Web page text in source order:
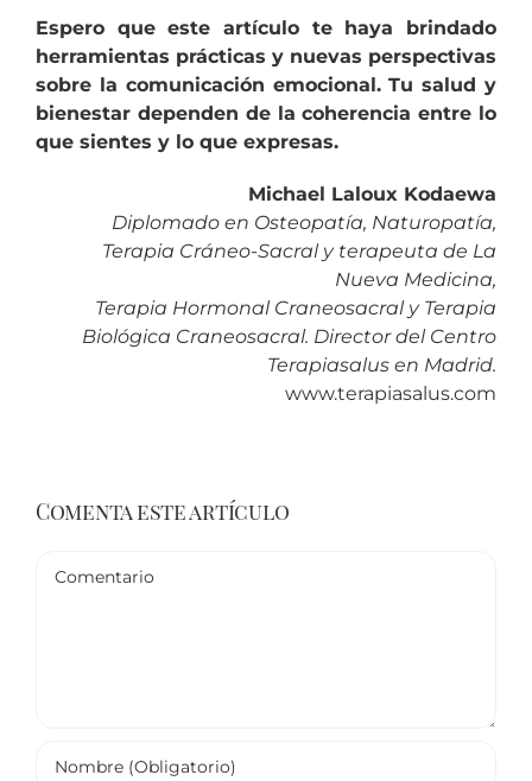
Espero que este artículo te haya brindado
herramientas prácticas y nuevas perspectivas
sobre la comunicación emocional. Tu salud y
bienestar dependen de la coherencia entre lo
que sientes y lo que expresas.
Michael Laloux Kodaewa
Diplomado en Osteopatía, Naturopatía,
Terapia Cráneo-Sacral y terapeuta de La
Nueva Medicina,
Terapia Hormonal Craneosacral y Terapia
Biológica Craneosacral. Director del Centro
Terapiasalus en Madrid.
www.terapiasalus.com
Comenta este artículo